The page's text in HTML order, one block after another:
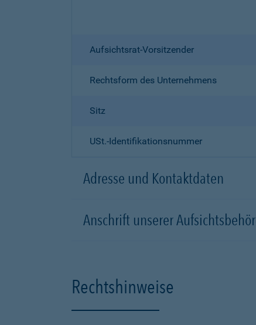
Aufsichtsrat-Vorsitzender
Rechtsform des Unternehmens
Sitz
USt.-Identifikationsnummer
Adresse und Kontaktdaten
Anschrift unserer
Rechtshinweise